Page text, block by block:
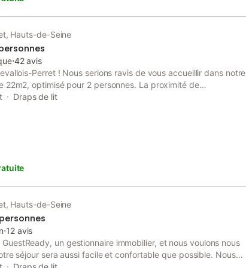
Hauts-de-Seine
⋅42 avis
Perret ! Nous serions ravis de vous accueillir dans notre
22m2, optimisé pour 2 personnes. La proximité de
la Seine, le Carré Blanc et les espaces verts vous ravira !
Draps de lit
Hauts-de-Seine
⋅12 avis
GuestReady, un gestionnaire immobilier, et nous voulons nous
séjour sera aussi facile et confortable que possible. Nous